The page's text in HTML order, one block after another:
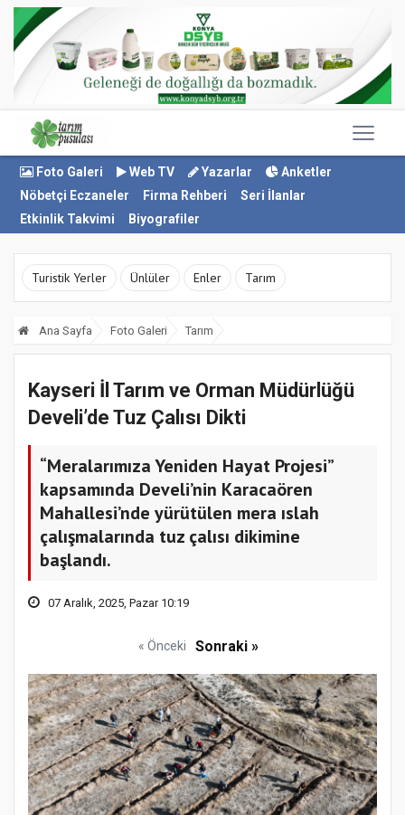
Foto Galeri Web TV Yazarlar
Anketler
Nöbetçi Eczaneler
Firma Rehberi
Seri İlanlar
Etkinlik Takvimi
Biyografiler
Turistik Yerler Ünlüler Enler Tarım
Ana Sayfa Foto Galeri Tarım
Kayseri İl Tarım ve Orman Müdürlüğü
Develi’de Tuz Çalısı Dikti
“Meralarımıza Yeniden Hayat Projesi”
kapsamında Develi’nin Karacaören
Mahallesi’nde yürütülen mera ıslah
çalışmalarında tuz çalısı dikimine
başlandı.
07 Aralık, 2025, Pazar 10:19
« Önceki Sonraki »